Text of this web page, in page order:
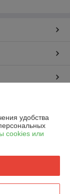
удобства
cookies или